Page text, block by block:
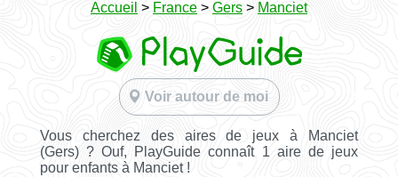
Accueil > France > Gers > Manciet
Voir autour de moi
Vous cherchez des aires de jeux à Manciet
(Gers) ? Ouf, PlayGuide connaît 1 aire de jeux
pour enfants à Manciet !